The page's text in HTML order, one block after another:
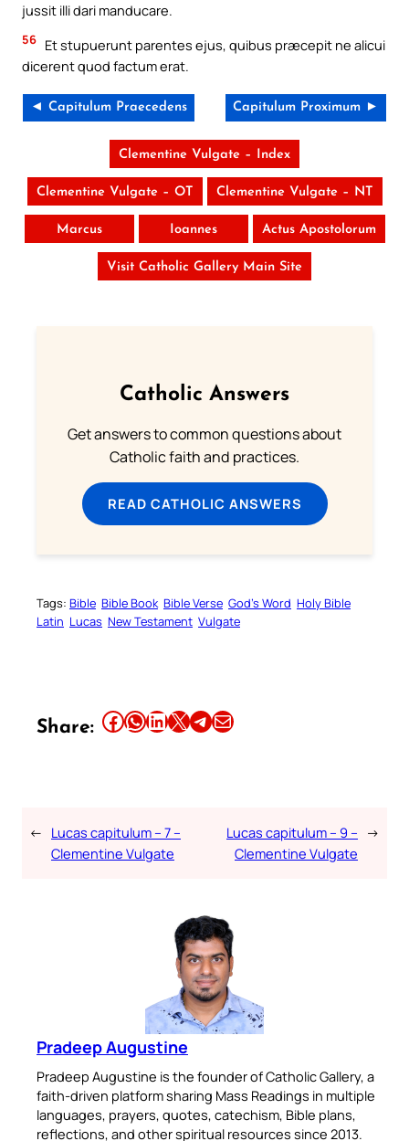
jussit illi dari manducare.
56 Et stupuerunt parentes ejus, quibus præcepit ne alicui
dicerent quod factum erat.
◄ Capitulum Praecedens Capitulum Proximum ►
Clementine Vulgate – Index
Clementine Vulgate – OT Clementine Vulgate – NT
Marcus Ioannes Actus Apostolorum
Visit Catholic Gallery Main Site
Catholic Answers
Get answers to common questions about
Catholic faith and practices.
READ CATHOLIC ANSWERS
Tags: Bible Bible Book Bible Verse God’s Word Holy Bible
Latin Lucas New Testament Vulgate
Share: Share this article on Facebook Share this article on WhatsApp Share this article on LinkedIn Share this article on X Share this article on TelegramEmail this Article
← Lucas capitulum – 7 –
Clementine Vulgate
Lucas capitulum – 9 –
Clementine Vulgate
→
Pradeep Augustine
Pradeep Augustine is the founder of Catholic Gallery, a
faith-driven platform sharing Mass Readings in multiple
languages, prayers, quotes, catechism, Bible plans,
reflections, and other spiritual resources since 2013.